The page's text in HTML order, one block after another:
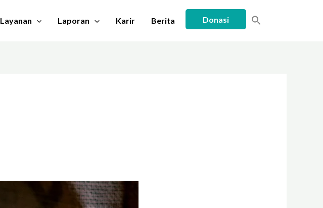
Layanan Laporan Karir Berita Donasi